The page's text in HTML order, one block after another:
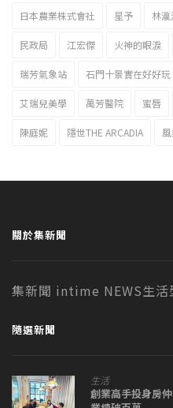
日本農業株式會社 星予 林瀛
民政局 江宏傑 火神的眼淚
瑞芳氣象站 石門十景實在好好玩
艾瑞兒美學 萬芳醫院 蜜唇
陳庭妮 隱世THE ARCADIA
關於集新聞
集新聞 intime NEWS生活
隨選新聞
生活
創業高手投身房